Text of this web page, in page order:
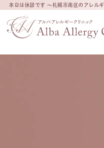
本日は休診です ～札幌市南区のアレル